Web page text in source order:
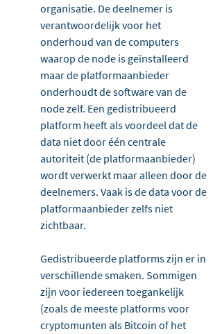
organisatie. De deelnemer is
verantwoordelijk voor het
onderhoud van de computers
waarop de node is geïnstalleerd
maar de platformaanbieder
onderhoudt de software van de
node zelf. Een gedistribueerd
platform heeft als voordeel dat de
data niet door één centrale
autoriteit (de platformaanbieder)
wordt verwerkt maar alleen door de
deelnemers. Vaak is de data voor de
platformaanbieder zelfs niet
zichtbaar.
Gedistribueerde platforms zijn er in
verschillende smaken. Sommigen
zijn voor iedereen toegankelijk
(zoals de meeste platforms voor
cryptomunten als Bitcoin of het